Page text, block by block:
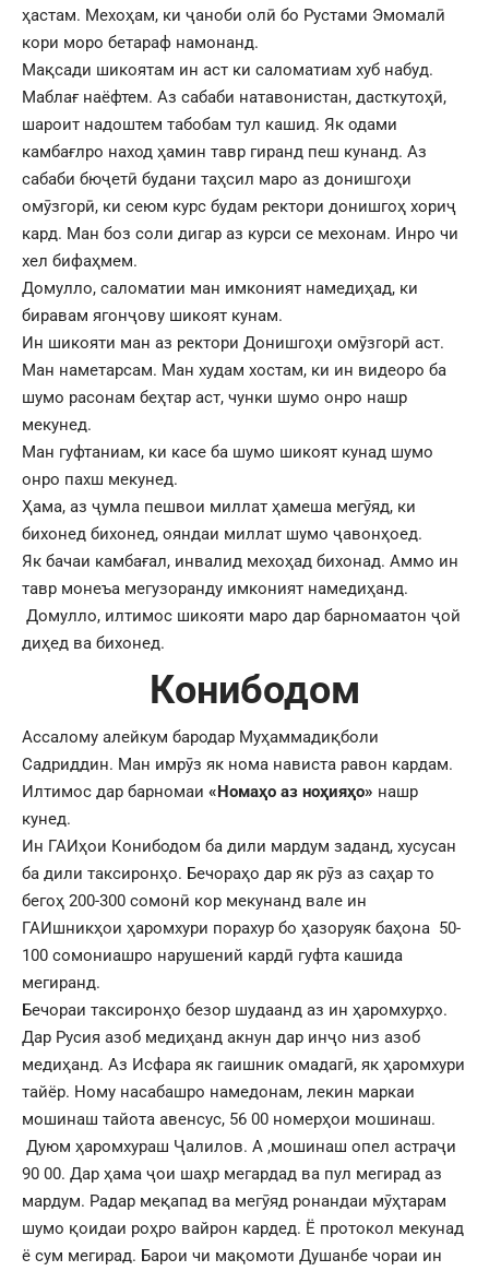
ҳастам. Мехоҳам, ки ҷаноби олӣ бо Рустами Эмомалӣ
кори моро бетараф намонанд.
Мақсади шикоятам ин аст ки саломатиам хуб набуд.
Маблағ наёфтем. Аз сабаби натавонистан, дасткутоҳӣ,
шароит надоштем табобам тул кашид. Як одами
камбағлро наход ҳамин тавр гиранд пеш кунанд. Аз
сабаби бюҷетӣ будани таҳсил маро аз донишгоҳи
омӯзгорӣ, ки сеюм курс будам ректори донишгоҳ хориҷ
кард. Ман боз соли дигар аз курси се мехонам. Инро чи
хел бифаҳмем.
Домулло, саломатии ман имконият намедиҳад, ки
биравам ягонҷову шикоят кунам.
Ин шикояти ман аз ректори Донишгоҳи омӯзгорӣ аст.
Ман наметарсам. Ман худам хостам, ки ин видеоро ба
шумо расонам беҳтар аст, чунки шумо онро нашр
мекунед.
Ман гуфтаниам, ки касе ба шумо шикоят кунад шумо
онро пахш мекунед.
Ҳама, аз ҷумла пешвои миллат ҳамеша мегӯяд, ки
бихонед бихонед, ояндаи миллат шумо ҷавонҳоед.
Як бачаи камбағал, инвалид мехоҳад бихонад. Аммо ин
тавр монеъа мегузоранду имконият намедиҳанд.
Домулло, илтимос шикояти маро дар барномаатон ҷой
диҳед ва бихонед.
Конибодом
Ассалому алейкум бародар Муҳаммадиқболи
Садриддин. Ман имрӯз як нома нависта равон кардам.
Илтимос дар барномаи «Номаҳо аз ноҳияҳо» нашр
кунед.
Ин ГАИҳои Конибодом ба дили мардум заданд, хусусан
ба дили таксиронҳо. Бечораҳо дар як рӯз аз саҳар то
бегоҳ 200-300 сомонӣ кор мекунанд вале ин
ГАИшникҳои ҳаромхури порахур бо ҳазоруяк баҳона 50-
100 сомониашро нарушений кардӣ гуфта кашида
мегиранд.
Бечораи таксиронҳо безор шудаанд аз ин ҳаромхурҳо.
Дар Русия азоб медиҳанд акнун дар инҷо низ азоб
медиҳанд. Аз Исфара як гаишник омадагӣ, як ҳаромхури
тайёр. Ному насабашро намедонам, лекин маркаи
мошинаш тайота авенсус, 56 00 номерҳои мошинаш.
Дуюм ҳаромхураш Ҷалилов. А ,мошинаш опел астраҷи
90 00. Дар ҳама ҷои шаҳр мегардад ва пул мегирад аз
мардум. Радар меқапад ва мегӯяд ронандаи мӯҳтарам
шумо қоидаи роҳро вайрон кардед. Ё протокол мекунад
ё сум мегирад. Барои чи мақомоти Душанбе чораи ин